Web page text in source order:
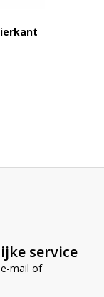
service
mail of